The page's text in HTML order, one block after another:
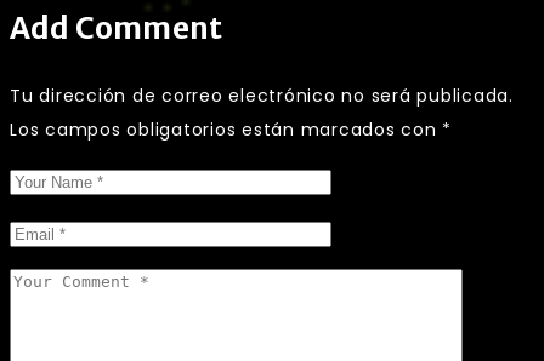
Add Comment
Tu dirección de correo electrónico no será publicada.
Los campos obligatorios están marcados con *